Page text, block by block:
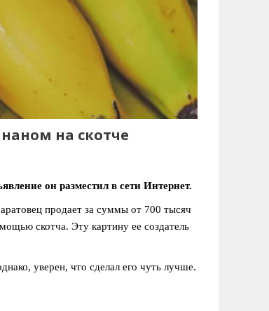
на скотче
он разместил в сети Интернет.
продает за суммы от 700 тысяч
скотча. Эту картину ее создатель
уверен, что сделал его чуть лучше.